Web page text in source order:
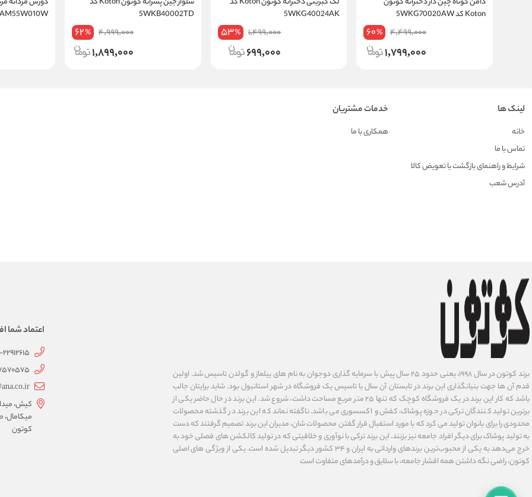
Koton کد 5WKG70020AW
4,499,000
60%
1,799,000
5WKG40024AK
1,499,000
53%
699,000
5WKB40002TD
4,999,000
62%
1,899,000
لینک ها
خانه
تماس با ما
شرایط و راهنمای بازگشت یا تعویض کالا
آدرس شعب
خدمات مشتریان
همکاری با ما
برند کوتون در سال ۱۹۹۸، یعنی حدود ۲۵ سال پیش با سرمایه گذاری دوجوان به نام های ییلماز و گولدن تاسیس شد. اولین
قدم آن ها جهت بنیانگذاری این برند در تابستان آن سال با تاسیس یک فروشگاه در شهر استانبول بود. شاید برایتان جالب
باشد که کار این برند در یک فروشگاه کوچک که تنها ۲۵ متر مربع مساحت داشت، شروع شد. این برند در حال حاضر یکی از
برترین تولید کنندگان ترکی در حوزه پوشاک، کفش و اکسسوری می باشد. ناگفته نماند که این برند در گذشته محصولات
محدودی را برای بانوان تولید می کرد که با مورد استفبال قرار گفتن محصولات شان، مدیران این برند تصمیم گرفتند که دست
به تولید پوشاک برای دیگر افراد جامعه نیز بزنند. این برند ترکی با نوآوری ‌و خلاقیتی که در تولید کالکشن های فصلی خود به
خرج می‌دهد به یکی از محبوب‌ترین برندهای وارداتی به ایران و ۳۴ کشور دیگر تبدیل شده‌ است. یکی از ویژگی های اصلی
کوتون، راضی نگه داشتن همه اقشار جامعه، با سلایق و درآمدهای متفاوت است
اعتماد شما
22912615
کیش،
کوتون